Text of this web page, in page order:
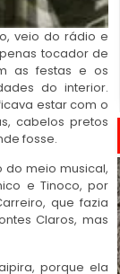
veio do rádio e
tocador de
as festas e os
do interior.
estar com o
cabelos pretos
fosse.
do meio musical,
e Tinoco, por
que fazia
Claros, mas
porque ela